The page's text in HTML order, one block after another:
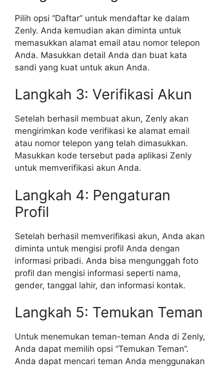
Pilih opsi “Daftar” untuk mendaftar ke dalam
Zenly. Anda kemudian akan diminta untuk
memasukkan alamat email atau nomor telepon
Anda. Masukkan detail Anda dan buat kata
sandi yang kuat untuk akun Anda.
Langkah 3: Verifikasi Akun
Setelah berhasil membuat akun, Zenly akan
mengirimkan kode verifikasi ke alamat email
atau nomor telepon yang telah dimasukkan.
Masukkan kode tersebut pada aplikasi Zenly
untuk memverifikasi akun Anda.
Langkah 4: Pengaturan
Profil
Setelah berhasil memverifikasi akun, Anda akan
diminta untuk mengisi profil Anda dengan
informasi pribadi. Anda bisa mengunggah foto
profil dan mengisi informasi seperti nama,
gender, tanggal lahir, dan informasi kontak.
Langkah 5: Temukan Teman
Untuk menemukan teman-teman Anda di Zenly,
Anda dapat memilih opsi “Temukan Teman”.
Anda dapat mencari teman Anda menggunakan